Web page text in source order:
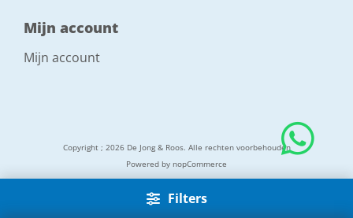
Filters
Mijn account
Mijn account
Copyright ; 2026 De Jong & Roos. Alle rechten voorbehouden
Powered by nopCommerce